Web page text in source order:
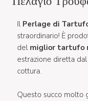
Il Perlage di
straordinario! È
del miglior tartufo
estrazione diretta
cottura.
Questo succo molto